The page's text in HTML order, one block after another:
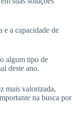
e a capacidade de
algum tipo de
deste ano.
mais valorizada,
na busca por